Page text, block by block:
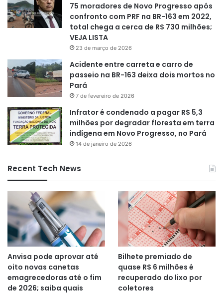
75 moradores de Novo Progresso após
confronto com PRF na BR-163 em 2022,
total chega a cerca de R$ 730 milhões;
VEJA LISTA
23 de março de 2026
Acidente entre carreta e carro de
passeio na BR-163 deixa dois mortos no
Pará
7 de fevereiro de 2026
Infrator é condenado a pagar R$ 5,3
milhões por degradar floresta em terra
indígena em Novo Progresso, no Pará
14 de janeiro de 2026
Recent Tech News
Anvisa pode aprovar até
oito novas canetas
emagrecedoras até o fim
de 2026; saiba quais
Bilhete premiado de
quase R$ 6 milhões é
recuperado do lixo por
coletores